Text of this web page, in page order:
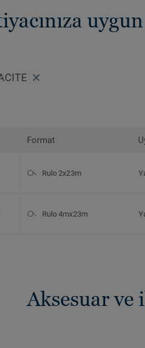
Format
Rulo 2x23m
Rulo 4mx23m
Aksesuar